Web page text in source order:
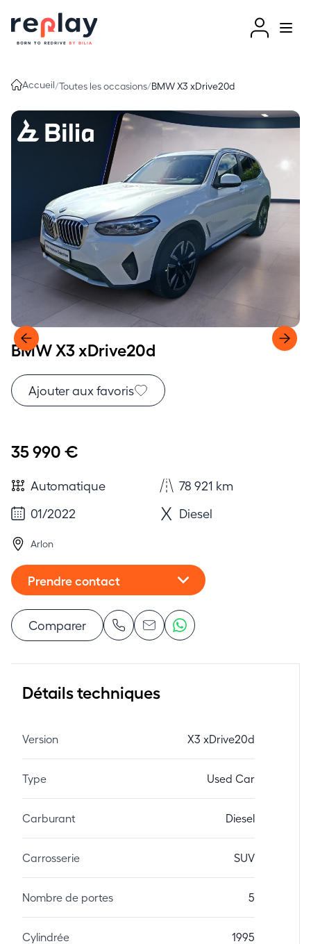
Accueil/Toutes les occasions/BMW X3 xDrive20d
BMW X3 xDrive20d
Ajouter aux favoris
35 990 €
Automatique
78 921 km
01/2022
Diesel
Arlon
Prendre contact
Comparer
Détails techniques
Version X3 xDrive20d
Type Used Car
Carburant Diesel
Carrosserie SUV
Nombre de portes 5
Cylindrée 1995